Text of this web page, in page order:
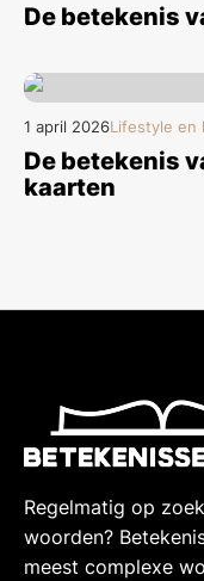
De betekenis
1 april 2026Lifestyle en
De betekenis
kaarten
Regelmatig op
woorden?
meest complexe